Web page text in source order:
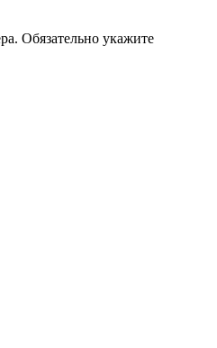
Обязательно укажите